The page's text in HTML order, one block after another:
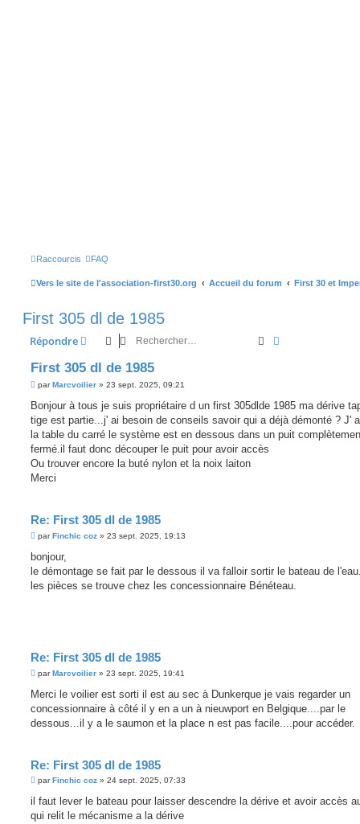
Raccourcis FAQ
Vers le site de l'association-first30.org Accueil du forum First 30 et
First 305 dl de 1985
Répondre Rechercher
First 305 dl de 1985
M
s
a
g
parMarcvoilier » 23 sept. 2025, 09:21
Bonjour à tous je suis propriétaire d un first 305dlde 1985 ma dérive
tige est partie...j' ai besoin de conseils savoir qui a déjà démonté ? J'
la table du carré le système est en dessous dans un puit
fermé.il faut donc découper le puit pour avoir accès
Ou trouver encore la buté nylon et la noix laiton
Merci
Re: First 305 dl de 1985
M
s
a
g
parFinchic coz » 23 sept. 2025, 19:13
bonjour,
le démontage se fait par le dessous il va falloir sortir le bateau de
les pièces se trouve chez les concessionnaire Bénéteau.
Re: First 305 dl de 1985
M
s
a
g
parMarcvoilier » 23 sept. 2025, 19:41
Merci le voilier est sorti il est au sec à Dunkerque je vais regarder un
concessionnaire à côté il y en a un à nieuwport en Belgique....par le
dessous...il y a le saumon et la place n est pas facile....pour accéder.
Re: First 305 dl de 1985
M
a
parFinchic coz » 24 sept. 2025, 07:33
il faut lever le bateau pour laisser descendre la dérive et avoir accès
qui relit le mécanisme a la dérive